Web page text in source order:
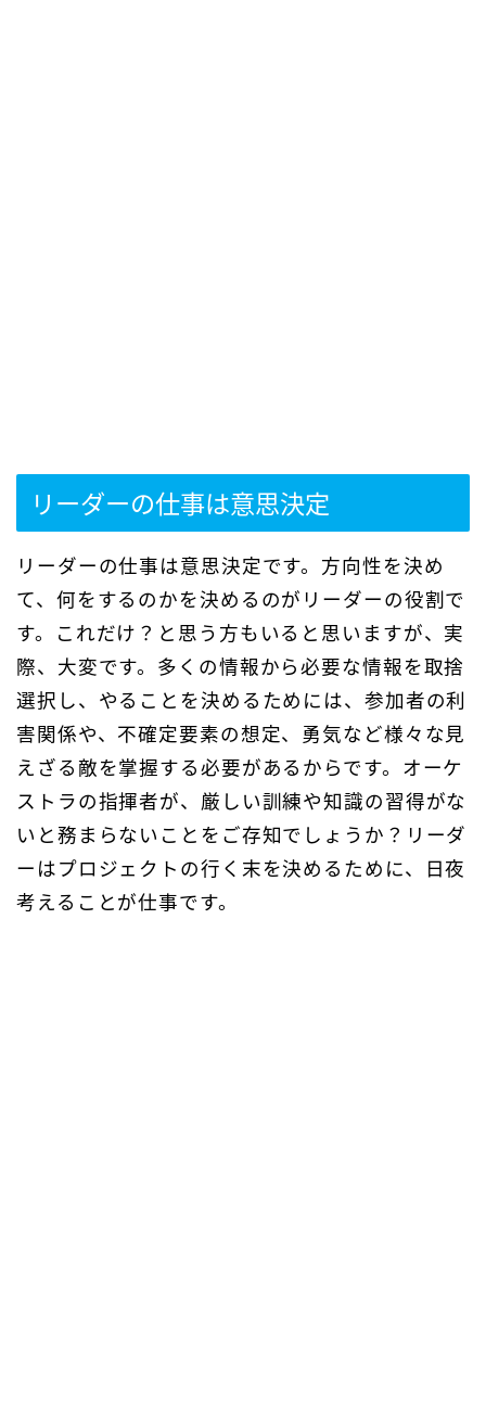
リーダーの仕事は意思決定
リーダーの仕事は意思決定です。方向性を決め
て、何をするのかを決めるのがリーダーの役割で
す。これだけ？と思う方もいると思いますが、実
際、大変です。多くの情報から必要な情報を取捨
選択し、やることを決めるためには、参加者の利
害関係や、不確定要素の想定、勇気など様々な見
えざる敵を掌握する必要があるからです。オーケ
ストラの指揮者が、厳しい訓練や知識の習得がな
いと務まらないことをご存知でしょうか？リーダ
ーはプロジェクトの行く末を決めるために、日夜
考えることが仕事です。